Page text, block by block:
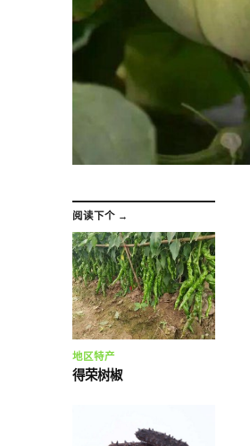
阅读下个 →
地区特产
得荣树椒